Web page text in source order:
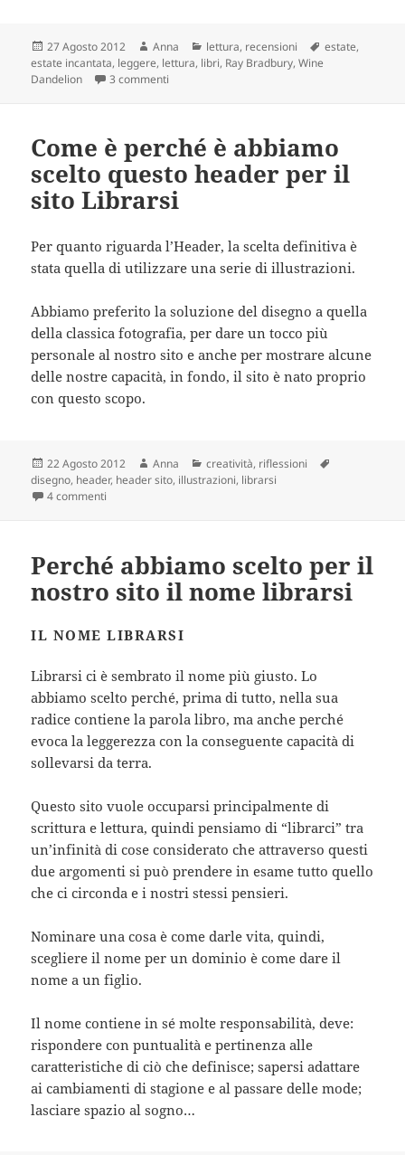
Scritto
il
27 Agosto 2012 Autore
Anna Categorie
lettura, recensioni Tag
estate,
estate incantata, leggere, lettura, libri, Ray Bradbury,Wine
Dandelion
3 commenti
Come è perché è abbiamo
scelto questo header per il
sito Librarsi
Per quanto riguarda l’Header, la scelta definitiva è
stata quella di utilizzare una serie di illustrazioni.
Abbiamo preferito la soluzione del disegno a quella
della classica fotografia, per dare un tocco più
personale al nostro sito e anche per mostrare alcune
delle nostre capacità, in fondo, il sito è nato proprio
con questo scopo.
Scritto
il
22 Agosto 2012 Autore
Anna Categorie
creatività, riflessioni
disegno, header, header sito, illustrazioni, librarsi
4 commenti
Perché abbiamo scelto per il
nostro sito il nome librarsi
IL NOME LIBRARSI
Librarsi ci è sembrato il nome più giusto. Lo
abbiamo scelto perché, prima di tutto, nella sua
radice contiene la parola libro, ma anche perché
evoca la leggerezza con la conseguente capacità di
sollevarsi da terra.
Questo sito vuole occuparsi principalmente di
scrittura e lettura, quindi pensiamo di “librarci” tra
un’infinità di cose considerato che attraverso questi
due argomenti si può prendere in esame tutto quello
che ci circonda e i nostri stessi pensieri.
Nominare una cosa è come darle vita, quindi,
scegliere il nome per un dominio è come dare il
nome a un figlio.
Il nome contiene in sé molte responsabilità, deve:
rispondere con puntualità e pertinenza alle
caratteristiche di ciò che definisce; sapersi adattare
ai cambiamenti di stagione e al passare delle mode;
lasciare spazio al sogno…